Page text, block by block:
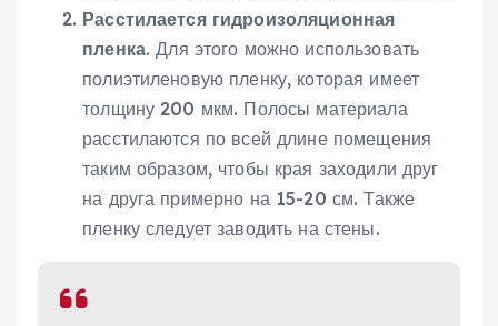
Расстилается гидроизоляционная
пленка. Для этого можно использовать
полиэтиленовую пленку, которая имеет
толщину 200 мкм. Полосы материала
расстилаются по всей длине помещения
таким образом, чтобы края заходили друг
на друга примерно на 15-20 см. Также
пленку следует заводить на стены.